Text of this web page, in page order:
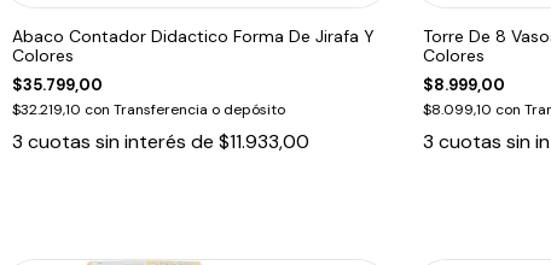
Abaco Contador Didactico Forma De Jirafa Y
Colores
$35.799,00
$32.219,10 con Transferencia o depósito
3 cuotas sin interés de $11.933,00
Torre De 8
Colores
$8.999,00
$8.099,10 con
3 cuotas sin